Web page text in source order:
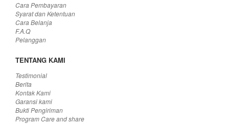
Cara Pembayaran
Syarat dan Ketentuan
Cara Belanja
F.A.Q
Pelanggan
TENTANG KAMI
Testimonial
Berita
Kontak Kami
Garansi kami
Bukti Pengiriman
Program Care and share